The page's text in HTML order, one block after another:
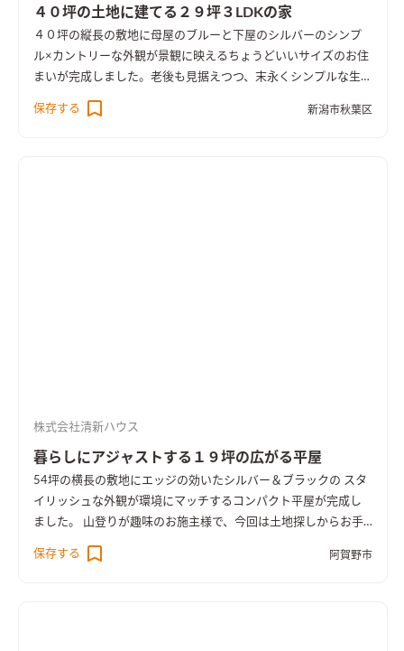
４０坪の土地に建てる２９坪３LDKの家
４０坪の縦長の敷地に母屋のブルーと下屋のシルバーのシンプ
ル×カントリーな外観が景観に映えるちょうどいいサイズのお住
まいが完成しました。老後も見据えつつ、末永くシンプルな生活
ら西へ伸びる敷地と環境を活かした気持ちのいい風が抜ける設
保存する 新潟市秋葉区
株式会社清新ハウス
暮らしにアジャストする１９坪の広がる平屋
54坪の横長の敷地にエッジの効いたシルバー＆ブラックの スタ
イリッシュな外観が環境にマッチするコンパクト平屋が完成し
ました。 山登りが趣味のお施主様で、今回は土地探しからお手
伝いさせていただき、山も近い長閑な土地を選択。 お住まいは
老後と趣味と大切なペットとの快適な暮らしを重視し、平屋ス
保存する 阿賀野市